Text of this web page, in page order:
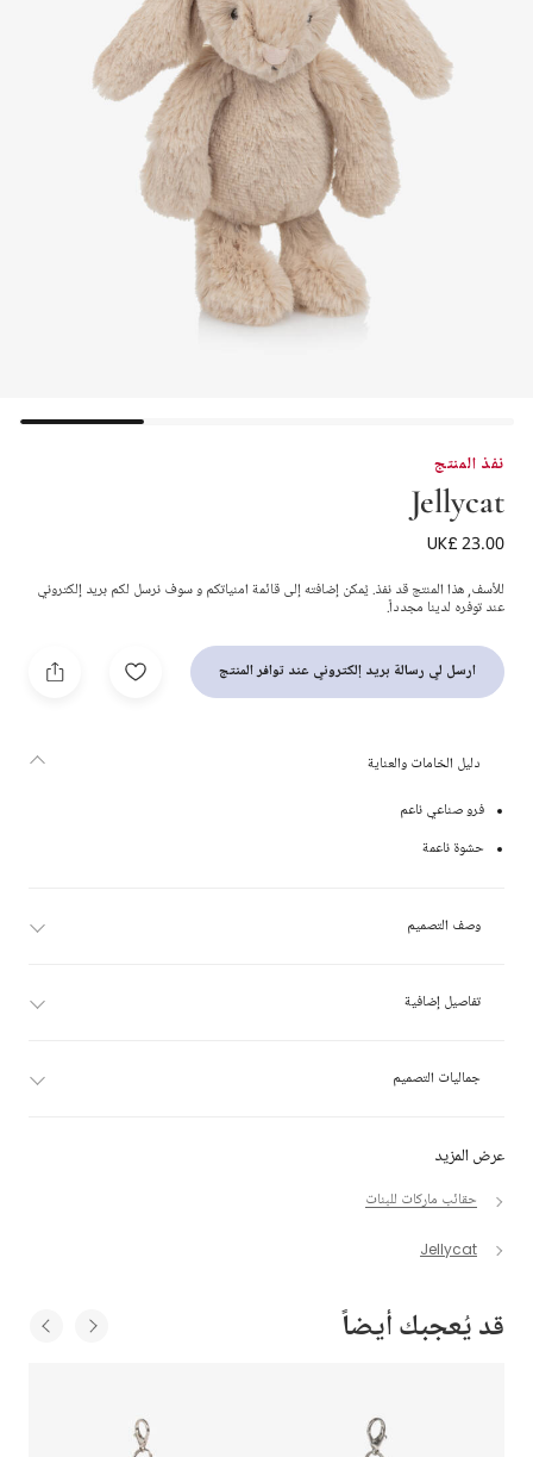
نفذ المنتج
Jellycat
اكسسوار للحقيبة أرنب لون بيج (16 سم)
UK£ 23.00
للأسف, هذا المنتج قد نفذ. يُمكن إضافته إلى قائمة امنياتكم و سوف نرسل لكم بريد إلكتروني
عند توفره لدينا مجدداً.
ارسل لي رسالة بريد إلكتروني عند توافر المنتج
عرض المزيد
حقائب ماركات للبنات
Jellycat
دليل الخامات والعناية
فرو صناعي ناعم
حشوة ناعمة
وصف التصميم
تفاصيل إضافية
جماليات التصميم
قد يُعجبك أيضاً